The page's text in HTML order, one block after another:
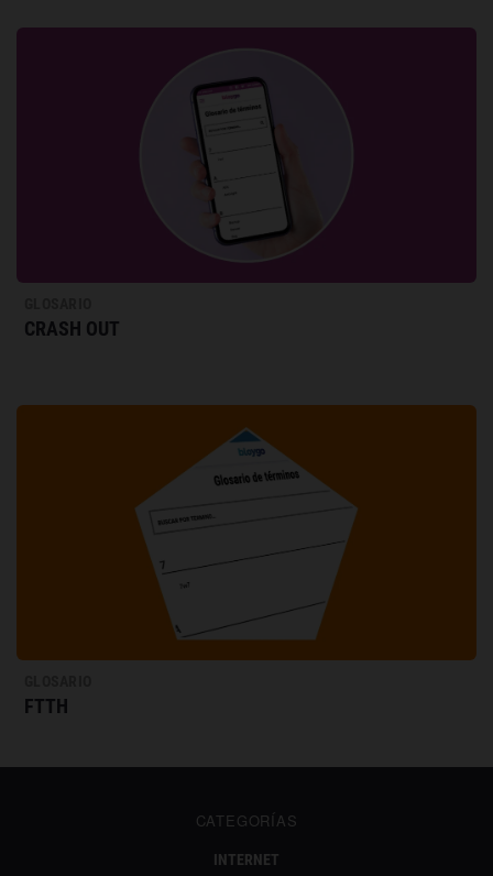
CRASH OUT
FTTH
CATEGORÍAS
INTERNET